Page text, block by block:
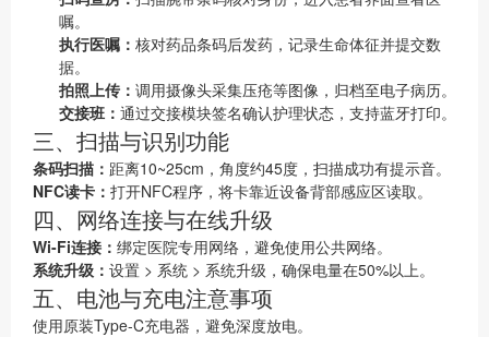
嘱。
执行医嘱： 核对药品条码后发药，记录生命体征并提交数
据。
拍照上传： 调用摄像头采集压疮等图像，归档至电子病历。
交接班： 通过交接模块签名确认护理状态，支持蓝牙打印。
三、扫描与识别功能
条码扫描： 距离10~25cm，角度约45度，扫描成功有提示音。
NFC读卡： 打开NFC程序，将卡靠近设备背部感应区读取。
四、网络连接与在线升级
Wi-Fi连接： 绑定医院专用网络，避免使用公共网络。
系统升级： 设置 > 系统 > 系统升级，确保电量在50%以上。
五、电池与充电注意事项
使用原装Type-C充电器，避免深度放电。